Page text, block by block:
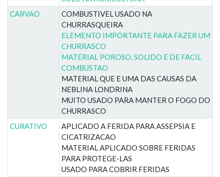
CARVAO
COMBUSTIVEL USADO NA
CHURRASQUEIRA
ELEMENTO IMPORTANTE PARA FAZER UM
CHURRASCO
MATERIAL POROSO, SOLIDO E DE FACIL
COMBUSTAO
MATERIAL QUE E UMA DAS CAUSAS DA
NEBLINA LONDRINA
MUITO USADO PARA MANTER O FOGO DO
CHURRASCO
CURATIVO
APLICADO A FERIDA PARA ASSEPSIA E
CICATRIZACAO
MATERIAL APLICADO SOBRE FERIDAS
PARA PROTEGE-LAS
USADO PARA COBRIR FERIDAS